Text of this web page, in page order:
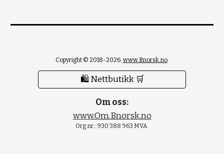
Copyright © 2018-2026: www.Bnorsk.no.
🛍 Nettbutikk 🛒
Om oss:
www.Om.Bnorsk.no
Org.nr.: 930 388 963 MVA